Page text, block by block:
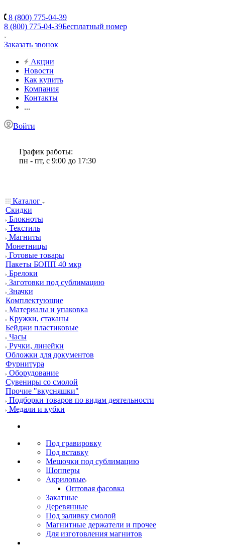
8 (800) 775-04-39
8 (800) 775-04-39Бесплатный номер
Заказать звонок
Акции
Новости
Как купить
Компания
Контакты
...
Войти
График работы:
пн - пт, с 9:00 до 17:30
Каталог
Скидки
Блокноты
Текстиль
Магниты
Монетницы
Готовые товары
Пакеты БОПП 40 мкр
Брелоки
Заготовки под сублимацию
Значки
Комплектующие
Материалы и упаковка
Кружки, стаканы
Бейджи пластиковые
Часы
Ручки, линейки
Обложки для документов
Фурнитура
Оборудование
Сувениры со смолой
Прочие "вкусняшки"
Подборки товаров по видам деятельности
Медали и кубки
Под гравировку
Под вставку
Мешочки под сублимацию
Шопперы
Акриловые
Оптовая фасовка
Закатные
Деревянные
Под заливку смолой
Магнитные держатели и прочее
Для изготовления магнитов